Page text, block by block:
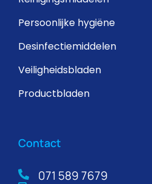
Persoonlijke hygiëne
Desinfectiemiddelen
Veiligheidsbladen
Productbladen
Contact
071 589 7679